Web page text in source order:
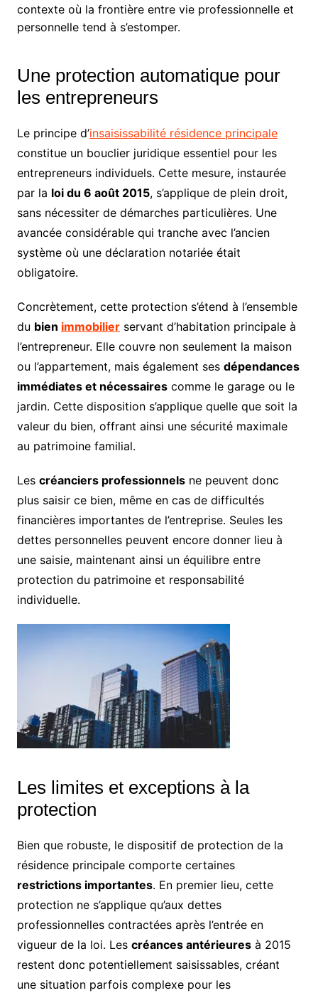
contexte où la frontière entre vie professionnelle et
personnelle tend à s’estomper.
Une protection automatique pour
les entrepreneurs
Le principe d’insaisissabilité résidence principale
constitue un bouclier juridique essentiel pour les
entrepreneurs individuels. Cette mesure, instaurée
par la loi du 6 août 2015, s’applique de plein droit,
sans nécessiter de démarches particulières. Une
avancée considérable qui tranche avec l’ancien
système où une déclaration notariée était
obligatoire.
Concrètement, cette protection s’étend à l’ensemble
du bien immobilierservant d’habitation principale à
l’entrepreneur. Elle couvre non seulement la maison
ou l’appartement, mais également ses dépendances
immédiates et nécessairescomme le garage ou le
jardin. Cette disposition s’applique quelle que soit la
valeur du bien, offrant ainsi une sécurité maximale
au patrimoine familial.
Les créanciers professionnelsne peuvent donc
plus saisir ce bien, même en cas de difficultés
financières importantes de l’entreprise. Seules les
dettes personnelles peuvent encore donner lieu à
une saisie, maintenant ainsi un équilibre entre
protection du patrimoine et responsabilité
individuelle.
Les limites et exceptions à la
protection
Bien que robuste, le dispositif de protection de la
résidence principale comporte certaines
restrictions importantes. En premier lieu, cette
protection ne s’applique qu’aux dettes
professionnelles contractées après l’entrée en
vigueur de la loi. Les créances antérieuresà 2015
restent donc potentiellement saisissables, créant
une situation parfois complexe pour les